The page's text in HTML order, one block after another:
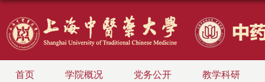
首页 学院概况 党务公开 教学科研